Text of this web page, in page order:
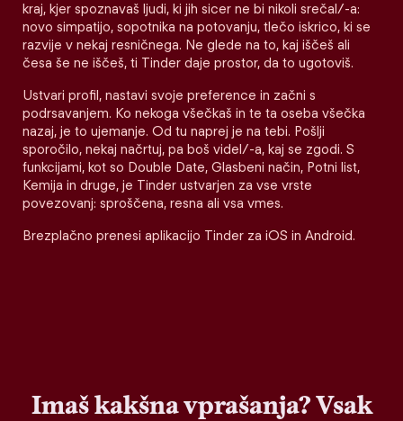
kraj, kjer spoznavaš ljudi, ki jih sicer ne bi nikoli srečal/-a:
novo simpatijo, sopotnika na potovanju, tlečo iskrico, ki se
razvije v nekaj resničnega. Ne glede na to, kaj iščeš ali
česa še ne iščeš, ti Tinder daje prostor, da to ugotoviš.
Ustvari profil, nastavi svoje preference in začni s
podrsavanjem. Ko nekoga všečkaš in te ta oseba všečka
nazaj, je to ujemanje. Od tu naprej je na tebi. Pošlji
sporočilo, nekaj načrtuj, pa boš videl/-a, kaj se zgodi. S
funkcijami, kot so Double Date, Glasbeni način, Potni list,
Kemija in druge, je Tinder ustvarjen za vse vrste
povezovanj: sproščena, resna ali vsa vmes.
Brezplačno prenesi aplikacijo Tinder za iOS in Android.
Imaš kakšna vprašanja? Vsak